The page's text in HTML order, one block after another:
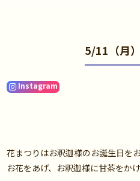
5/11（月
Instagram
花まつりはお釈迦様のお誕生日を
お花をあげ、お釈迦様に甘茶をか